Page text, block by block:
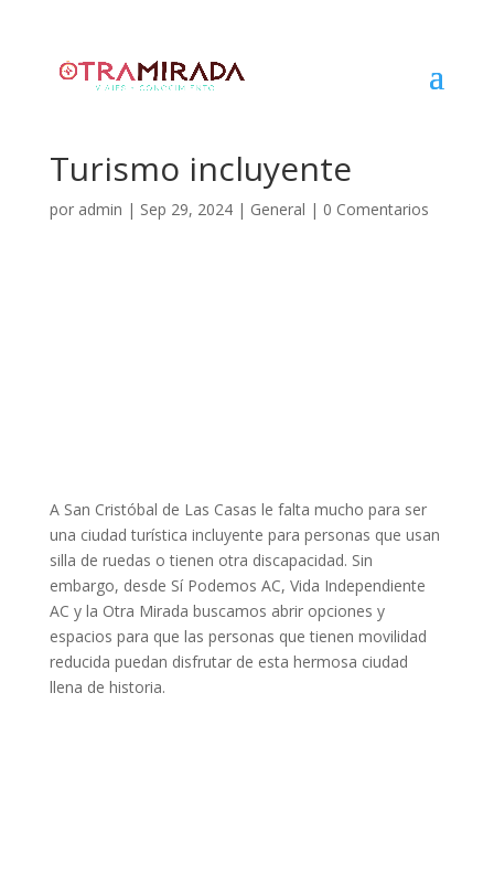
Turismo incluyente
por admin | Sep 29, 2024| General | 0 Comentarios
A San Cristóbal de Las Casas le falta mucho para ser
una ciudad turística incluyente para personas que usan
silla de ruedas o tienen otra discapacidad. Sin
embargo, desde Sí Podemos AC, Vida Independiente
AC y la Otra Mirada buscamos abrir opciones y
espacios para que las personas que tienen movilidad
reducida puedan disfrutar de esta hermosa ciudad
llena de historia.